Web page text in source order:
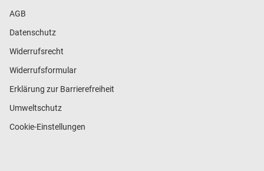
AGB
Datenschutz
Widerrufsrecht
Widerrufsformular
Erklärung zur Barrierefreiheit
Umweltschutz
Cookie-Einstellungen